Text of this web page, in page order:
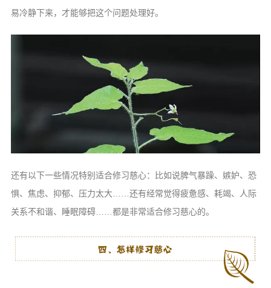
易冷静下来，才能够把这个问题处理好。
还有以下一些情况特别适合修习慈心：比如说脾气暴躁、嫉妒、恐
惧、焦虑、抑郁、压力太大……还有经常觉得疲惫感、耗竭、人际
关系不和谐、睡眠障碍……都是非常适合修习慈心的。